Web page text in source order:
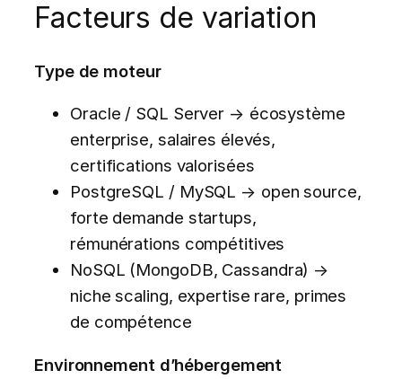
Facteurs de variation
Type de moteur
Oracle / SQL Server → écosystème
enterprise, salaires élevés,
certifications valorisées
PostgreSQL / MySQL → open source,
forte demande startups,
rémunérations compétitives
NoSQL (MongoDB, Cassandra) →
niche scaling, expertise rare, primes
de compétence
Environnement d’hébergement